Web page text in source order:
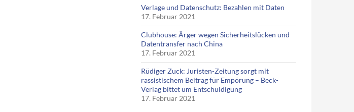
Verlage und Datenschutz: Bezahlen mit Daten
17. Februar 2021
Clubhouse: Ärger wegen Sicherheitslücken und
Datentransfer nach China
17. Februar 2021
Rüdiger Zuck: Juristen-Zeitung sorgt mit
rassistischem Beitrag für Empörung – Beck-
Verlag bittet um Entschuldigung
17. Februar 2021